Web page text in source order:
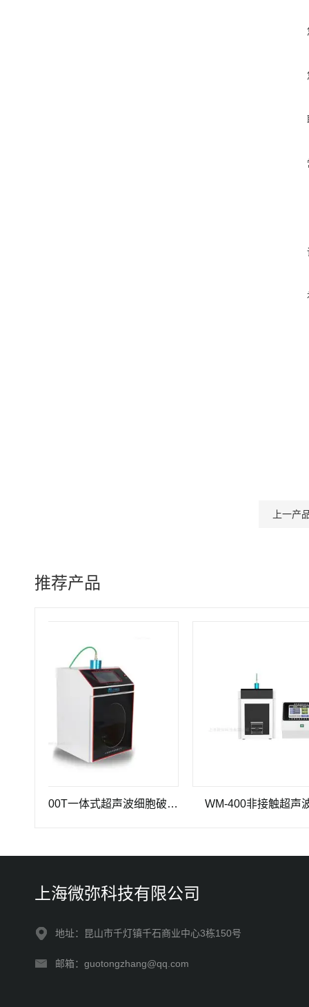
上一产
推荐产品
WM-1000T一体式超声波细胞破碎仪 WM-400非接触超声波破碎
上海微弥科技有限公司
地址：昆山市千灯镇千石商业中心3栋150号
邮箱：guotongzhang@qq.com